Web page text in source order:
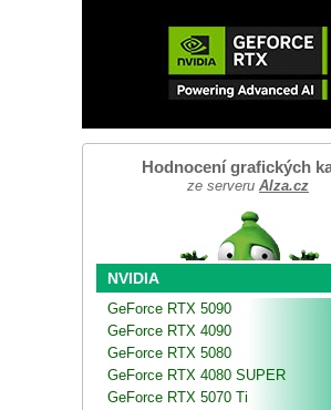
Hodnocení grafických
ze serveru Alza.cz
NVIDIA
GeForce RTX 5090
GeForce RTX 4090
GeForce RTX 5080
GeForce RTX 4080 SUPER
GeForce RTX 5070 Ti